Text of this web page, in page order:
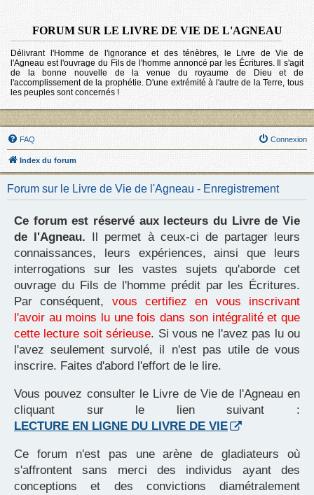
FORUM SUR LE LIVRE DE VIE DE L'AGNEAU
Délivrant l'Homme de l'ignorance et des ténèbres, le Livre de Vie de
l'Agneau est l'ouvrage du Fils de l'homme annoncé par les Écritures. Il s'agit
de la bonne nouvelle de la venue du royaume de Dieu et de
l'accomplissement de la prophétie. D'une extrémité à l'autre de la Terre, tous
les peuples sont concernés !
FAQ Connexion
Index du forum
Forum sur le Livre de Vie de l'Agneau - Enregistrement
Ce forum est réservé aux lecteurs du Livre de Vie
de l'Agneau. Il permet à ceux-ci de partager leurs
connaissances, leurs expériences, ainsi que leurs
interrogations sur les vastes sujets qu'aborde cet
ouvrage du Fils de l'homme prédit par les Écritures.
Par conséquent, vous certifiez en vous inscrivant
l'avoir au moins lu une fois dans son intégralité et que
cette lecture soit sérieuse. Si vous ne l'avez pas lu ou
l'avez seulement survolé, il n'est pas utile de vous
inscrire. Faites d'abord l'effort de le lire.
Vous pouvez consulter le Livre de Vie de l'Agneau en
cliquant sur le lien suivant :
LECTURE EN LIGNE DU LIVRE DE VIE
Ce forum n'est pas une arène de gladiateurs où
s'affrontent sans merci des individus ayant des
conceptions et des convictions diamétralement